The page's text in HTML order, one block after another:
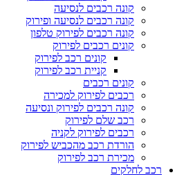
קונה רכבים לנסיעה
קונה רכבים לנסיעה ופירוק
קונה רכבים לפירוק טלפון
קונים רכבים לפירוק
קונים רכב לפירוק
קניית רכב לפירוק
קונים רכבים
רכבים לפירוק למכירה
קונה רכבים לפירוק ונסיעה
רכב שלם לפירוק
רכבים לפירוק לקניה
הורדת רכב מהכביש לפירוק
מכירת רכב לפירוק
רכב לחלקים